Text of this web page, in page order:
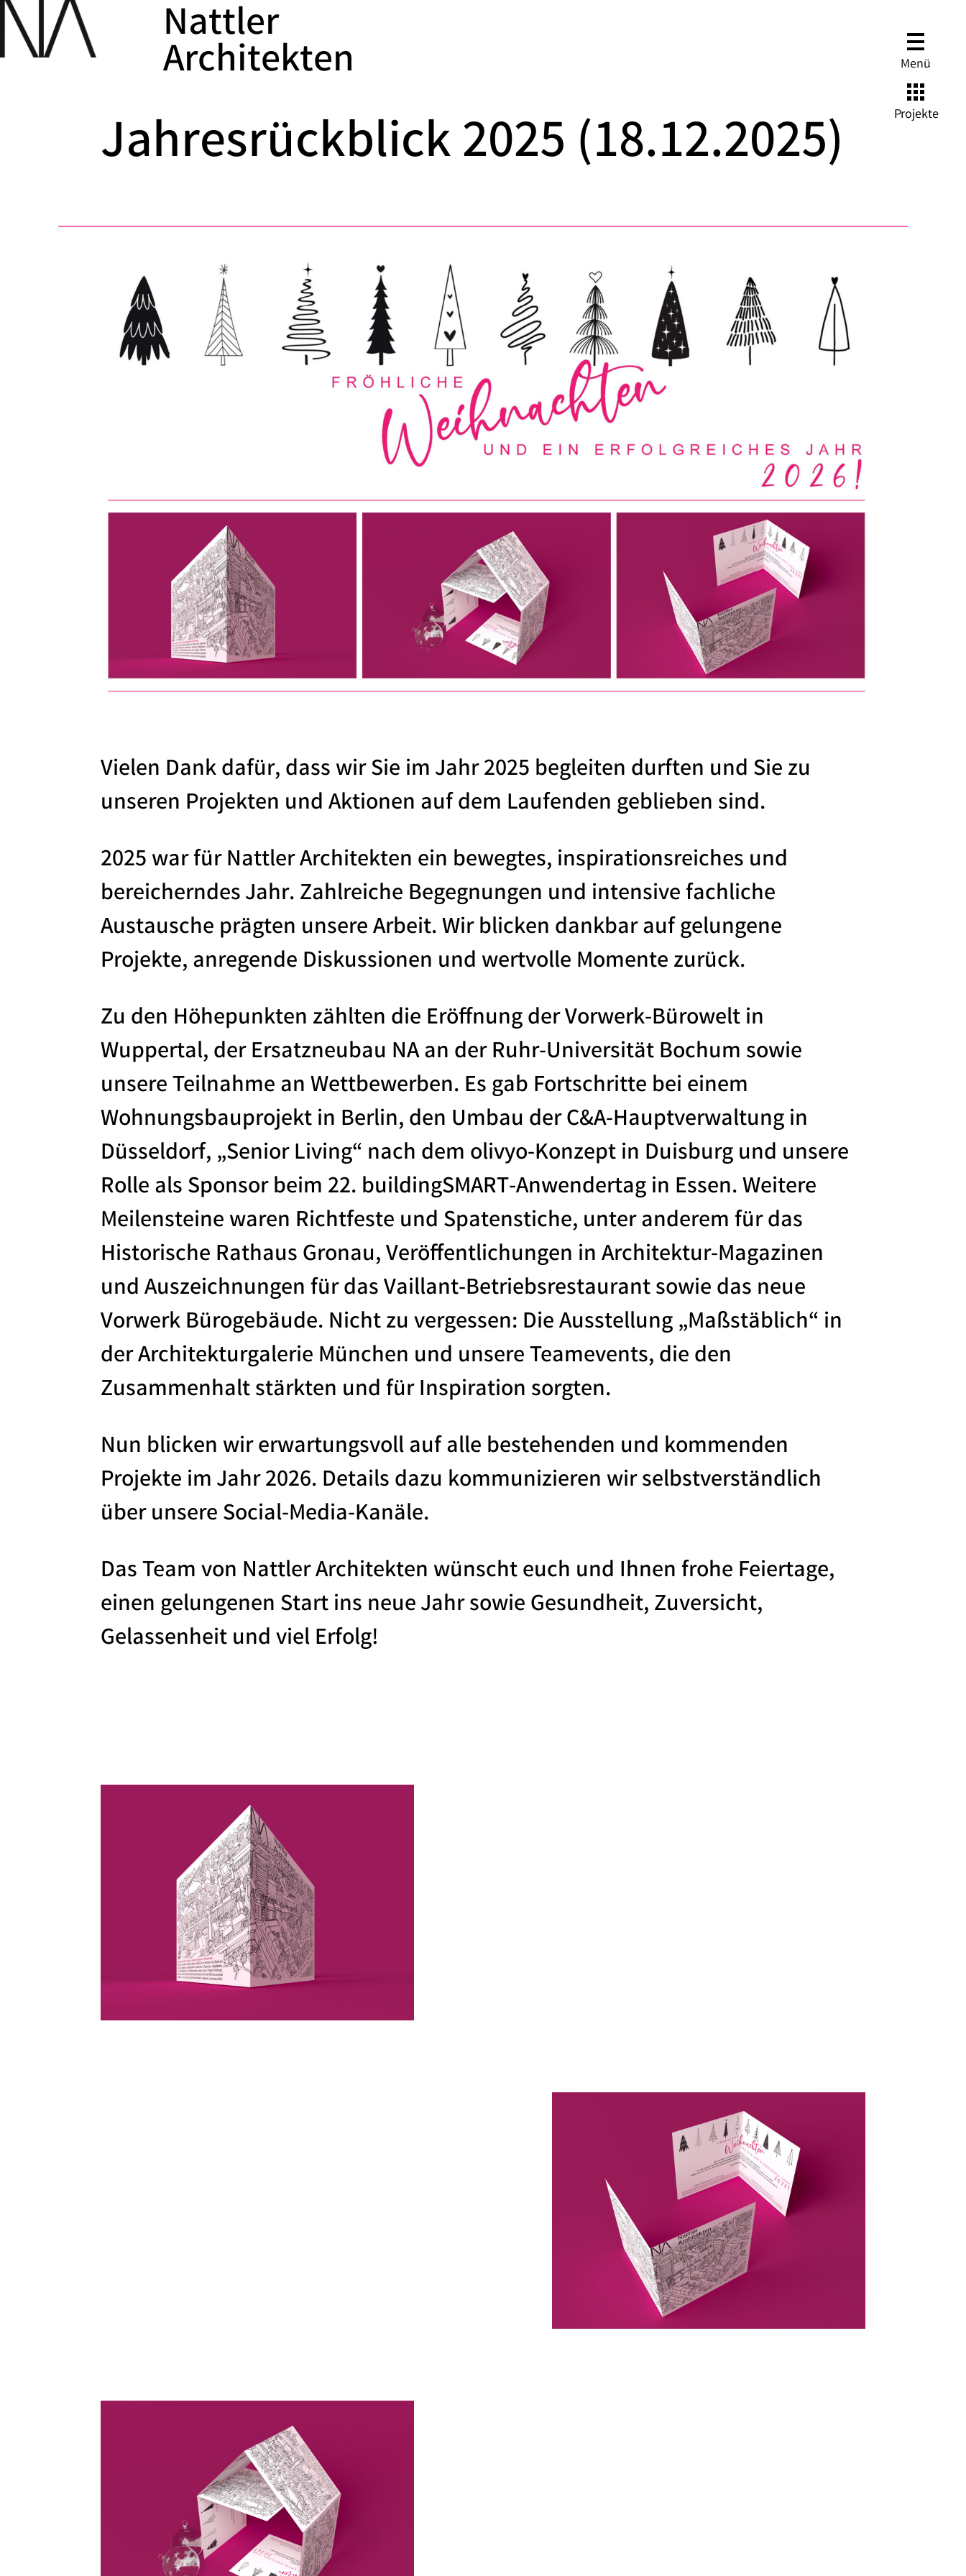
Nattler
Architekten Menü
Projekte
Jahresrückblick 2025 (18.12.2025)
Vielen Dank dafür, dass wir Sie im Jahr 2025 begleiten durften und Sie zu
unseren Projekten und Aktionen auf dem Laufenden geblieben sind.
2025 war für Nattler Architekten ein bewegtes, inspirationsreiches und
bereicherndes Jahr. Zahlreiche Begegnungen und intensive fachliche
Austausche prägten unsere Arbeit. Wir blicken dankbar auf gelungene
Projekte, anregende Diskussionen und wertvolle Momente zurück.
Zu den Höhepunkten zählten die Eröffnung der Vorwerk-Bürowelt in
Wuppertal, der Ersatzneubau NA an der Ruhr-Universität Bochum sowie
unsere Teilnahme an Wettbewerben. Es gab Fortschritte bei einem
Wohnungsbauprojekt in Berlin, den Umbau der C&A-Hauptverwaltung in
Düsseldorf, „Senior Living“ nach dem olivyo-Konzept in Duisburg und unsere
Rolle als Sponsor beim 22. buildingSMART-Anwendertag in Essen. Weitere
Meilensteine waren Richtfeste und Spatenstiche, unter anderem für das
Historische Rathaus Gronau, Veröffentlichungen in Architektur-Magazinen
und Auszeichnungen für das Vaillant-Betriebsrestaurant sowie das neue
Vorwerk Bürogebäude. Nicht zu vergessen: Die Ausstellung „Maßstäblich“ in
der Architekturgalerie München und unsere Teamevents, die den
Zusammenhalt stärkten und für Inspiration sorgten.
Nun blicken wir erwartungsvoll auf alle bestehenden und kommenden
Projekte im Jahr 2026. Details dazu kommunizieren wir selbstverständlich
über unsere Social-Media-Kanäle.
Das Team von Nattler Architekten wünscht euch und Ihnen frohe Feiertage,
einen gelungenen Start ins neue Jahr sowie Gesundheit, Zuversicht,
Gelassenheit und viel Erfolg!